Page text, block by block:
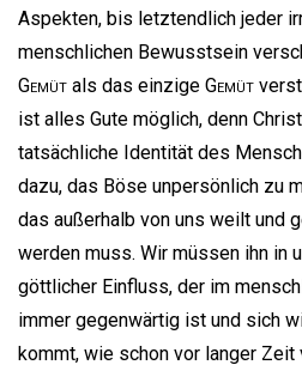
Aspekten, bis letztendlich jeder
menschlichen Bewusstsein
Gemüt als das einzige Gemüt
ist alles Gute möglich, denn
tatsächliche Identität des
dazu, das Böse unpersönlich zu
das außerhalb von uns weilt und
werden muss. Wir müssen ihn in
göttlicher Einfluss, der im
immer gegenwärtig ist und sich
kommt, wie schon vor langer Zeit